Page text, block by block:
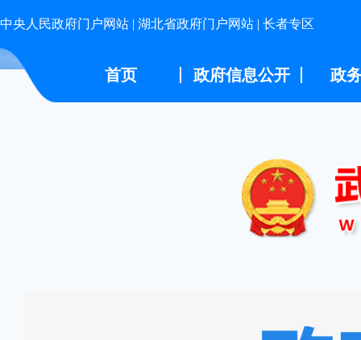
中央人民政府门户网站 | 湖北省政府门户网站 | 长者专区
首页 政府信息公开 政